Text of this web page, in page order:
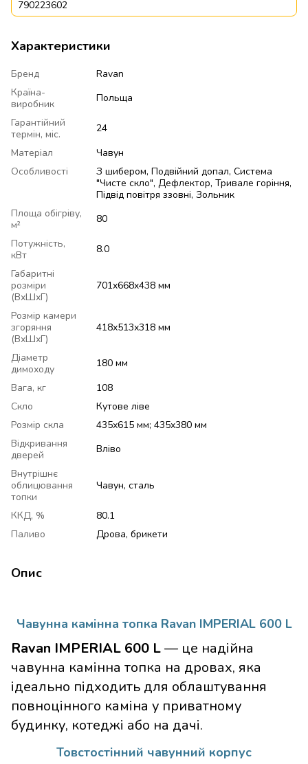
Характеристики
Бренд
Ravan
Країна-
виробник
Польща
Гарантійний
термін, міс.
24
Матеріал
Чавун
Особливості
З шибером, Подвійний допал, Система
"Чисте скло", Дефлектор, Тривале горіння,
Підвід повітря ззовні, Зольник
Площа обігріву,
м²
80
Потужність,
кВт
8.0
Габаритні
розміри
(ВхШхГ)
701x668x438 мм
Розмір камери
згоряння
(ВхШхГ)
418х513х318 мм
Діаметр
димоходу
180 мм
Вага, кг
108
Скло
Кутове ліве
Розмір скла
435х615 мм; 435х380 мм
Відкривання
дверей
Вліво
Внутрішнє
облицювання
топки
Чавун, сталь
ККД, %
80.1
Паливо
Дрова, брикети
Опис
Чавунна камінна топка Ravan IMPERIAL 600 L
Ravan IMPERIAL 600 L— це надійна
чавунна камінна топка на дровах, яка
ідеально підходить для облаштування
повноцінного каміна у приватному
будинку, котеджі або на дачі.
Товстостінний чавунний корпус